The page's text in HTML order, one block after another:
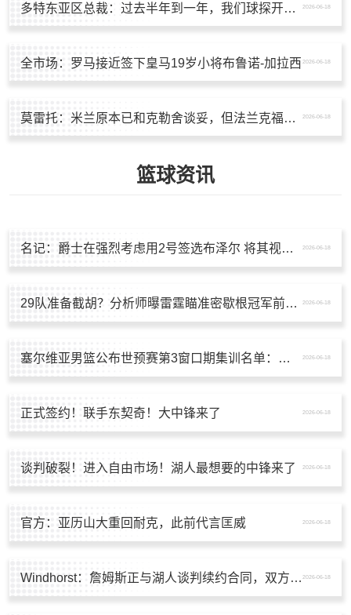
多特东亚区总裁：过去半年到一年，我们球探开始关注中国球员 2026-06-18
全市场：罗马接近签下皇马19岁小将布鲁诺-加拉西 2026-06-18
莫雷托：米兰原本已和克勒舍谈妥，但法兰克福完全不想谈判 2026-06-18
篮球资讯
名记：爵士在强烈考虑用2号签选布泽尔 将其视为小贾伦的理想搭档 2026-06-18
29队准备截胡？分析师曝雷霆瞄准密歇根冠军前锋：普总死死盯着他 2026-06-18
塞尔维亚男篮公布世预赛第3窗口期集训名单：约基奇&约维奇领衔 2026-06-18
正式签约！联手东契奇！大中锋来了 2026-06-18
谈判破裂！进入自由市场！湖人最想要的中锋来了 2026-06-18
官方：亚历山大重回耐克，此前代言匡威 2026-06-18
Windhorst：詹姆斯正与湖人谈判续约合同，双方已有实质接触 2026-06-18